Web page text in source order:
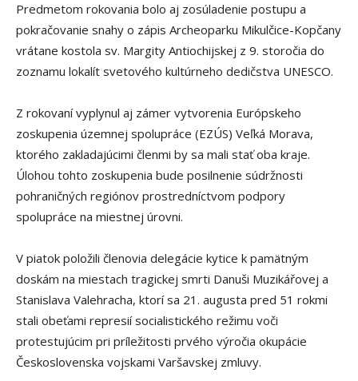
Predmetom rokovania bolo aj zosúladenie postupu a
pokračovanie snahy o zápis Archeoparku Mikulčice-Kopčany
vrátane kostola sv. Margity Antiochijskej z 9. storočia do
zoznamu lokalít svetového kultúrneho dedičstva UNESCO.
Z rokovaní vyplynul aj zámer vytvorenia Európskeho
zoskupenia územnej spolupráce (EZÚS) Veľká Morava,
ktorého zakladajúcimi členmi by sa mali stať oba kraje.
Úlohou tohto zoskupenia bude posilnenie súdržnosti
pohraničných regiónov prostredníctvom podpory
spolupráce na miestnej úrovni.
V piatok položili členovia delegácie kytice k pamätným
doskám na miestach tragickej smrti Danuši Muzikářovej a
Stanislava Valehracha, ktorí sa 21. augusta pred 51 rokmi
stali obeťami represií socialistického režimu voči
protestujúcim pri príležitosti prvého výročia okupácie
Československa vojskami Varšavskej zmluvy.